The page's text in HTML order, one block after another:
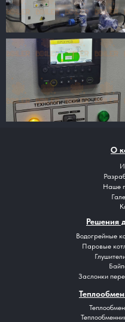
О
Решения
Наше
Водогрейные
Паровые
Заслонки